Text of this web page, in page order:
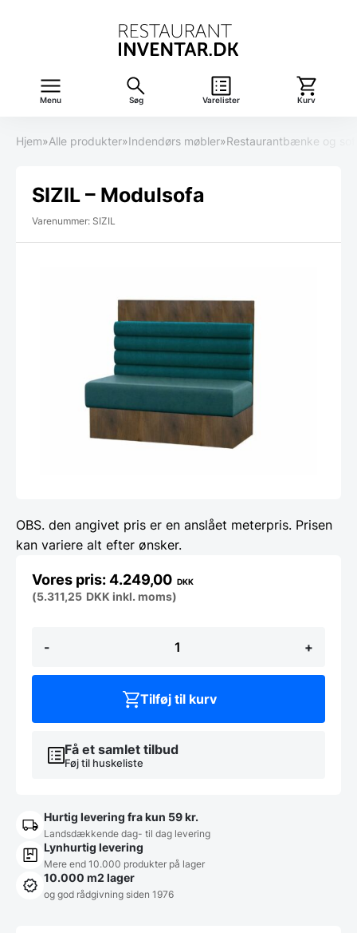
Menu Søg Varelister Kurv
Hjem»Alle produkter»Indendørs møbler»Restaurantbænke og
SIZIL – Modulsofa
Varenummer: SIZIL
OBS. den angivet pris er en anslået meterpris. Prisen
kan variere alt efter ønsker.
-
antal
+
4.249,00 DKK
(5.311,25 DKK inkl. moms)
Få et samlet tilbud
Føj til huskeliste
Tilføj til kurv
Hurtig levering fra kun 59 kr.
Landsdækkende dag- til dag levering
Lynhurtig levering
Mere end 10.000 produkter på lager
10.000 m2 lager
og god rådgivning siden 1976